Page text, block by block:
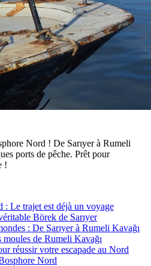
Nord ! De Sarıyer à Rumeli
ports de pêche. Prêt pour
!
: Le trajet est déjà un voyage
Börek de Sarıyer
: De Sarıyer à Rumeli Kavağı
moules de Rumeli Kavağı
réussir votre escapade au Nord
Nord